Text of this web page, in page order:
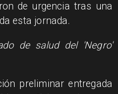
de urgencia tras una
esta jornada.
de salud del 'Negro'
preliminar entregada